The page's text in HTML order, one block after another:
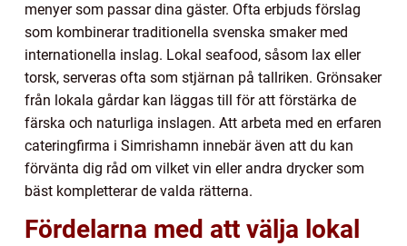
menyer som passar dina gäster. Ofta erbjuds förslag
som kombinerar traditionella svenska smaker med
internationella inslag. Lokal seafood, såsom lax eller
torsk, serveras ofta som stjärnan på tallriken. Grönsaker
från lokala gårdar kan läggas till för att förstärka de
färska och naturliga inslagen. Att arbeta med en erfaren
cateringfirma i Simrishamn innebär även att du kan
förvänta dig råd om vilket vin eller andra drycker som
bäst kompletterar de valda rätterna.
Fördelarna med att välja lokal